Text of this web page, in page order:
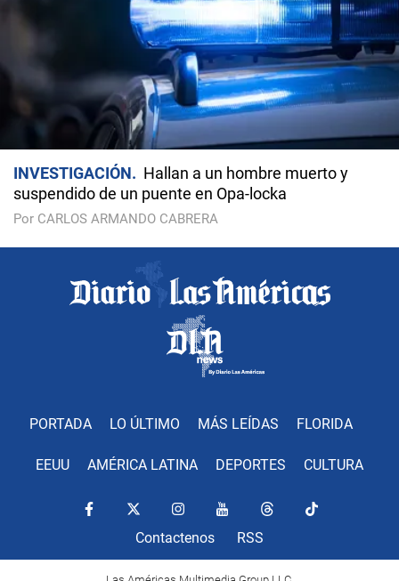
INVESTIGACIÓN
Hallan a un hombre muerto y
suspendido de un puente en Opa-locka
Por CARLOS ARMANDO CABRERA
PORTADA LO ÚLTIMO MÁS LEÍDAS FLORIDA
EEUU AMÉRICA LATINA DEPORTES CULTURA
Contactenos RSS